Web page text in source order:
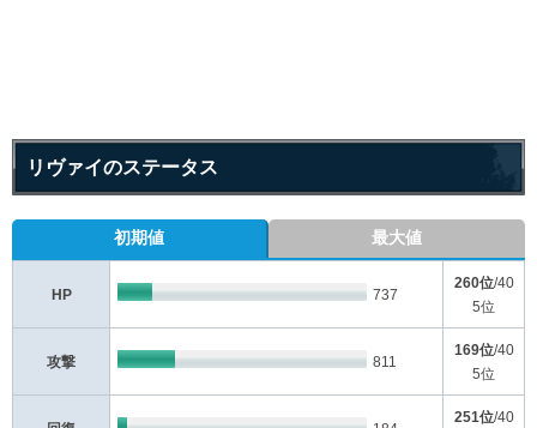
リヴァイのステータス
初期値 最大値
HP 737
260位/40
5位
攻撃 811
169位/40
5位
251位/40